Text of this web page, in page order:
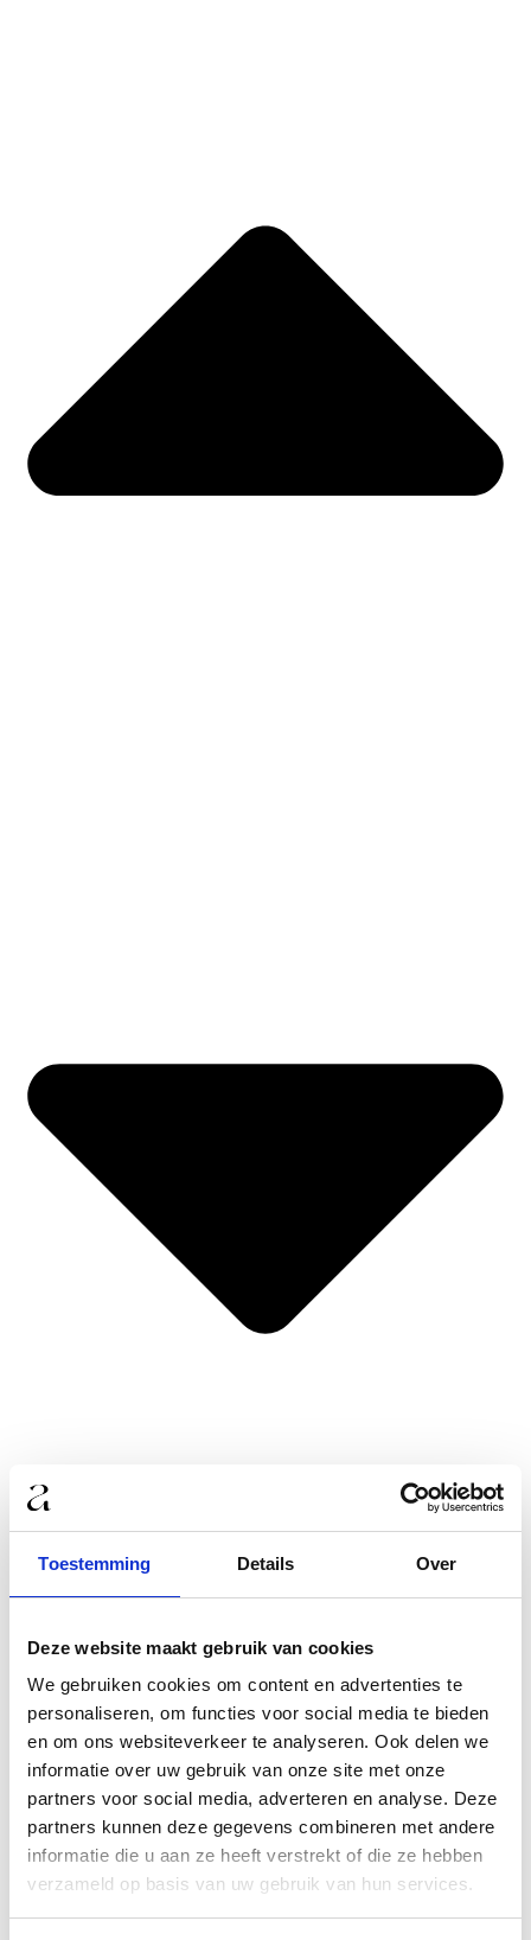
Toestemming Details Over
Deze website maakt gebruik van cookies
We gebruiken cookies om content en advertenties te
personaliseren, om functies voor social media te bieden
en om ons websiteverkeer te analyseren. Ook delen we
informatie over uw gebruik van onze site met onze
partners voor social media, adverteren en analyse. Deze
partners kunnen deze gegevens combineren met andere
informatie die u aan ze heeft verstrekt of die ze hebben
verzameld op basis van uw gebruik van hun services.
direct online.
Voorwaarden
Algemene voorwaarden
Privacy verklaring
Cookie statement